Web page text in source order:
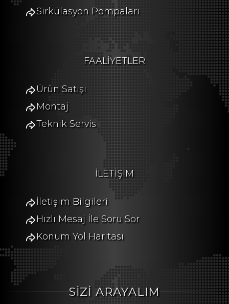
Sirkülasyon Pompaları
FAALİYETLER
Ürün Satışı
Montaj
Teknik Servis
İLETİŞİM
İletişim Bilgileri
Hızlı Mesaj İle Soru Sor
Konum Yol Haritası
SİZİ ARAYALIM